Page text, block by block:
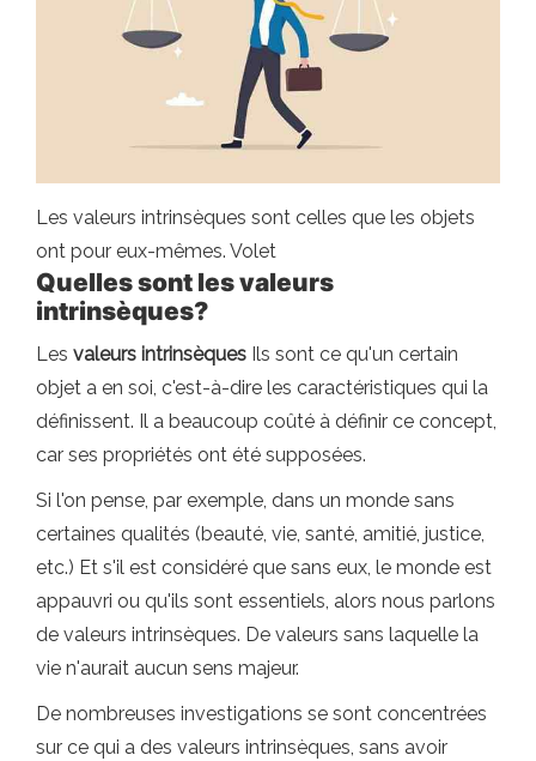
Les valeurs intrinsèques sont celles que les objets
ont pour eux-mêmes. Volet
Quelles sont les valeurs
intrinsèques?
Les valeurs intrinsèques Ils sont ce qu'un certain
objet a en soi, c'est-à-dire les caractéristiques qui la
définissent. Il a beaucoup coûté à définir ce concept,
car ses propriétés ont été supposées.
Si l'on pense, par exemple, dans un monde sans
certaines qualités (beauté, vie, santé, amitié, justice,
etc.) Et s'il est considéré que sans eux, le monde est
appauvri ou qu'ils sont essentiels, alors nous parlons
de valeurs intrinsèques. De valeurs sans laquelle la
vie n'aurait aucun sens majeur.
De nombreuses investigations se sont concentrées
sur ce qui a des valeurs intrinsèques, sans avoir